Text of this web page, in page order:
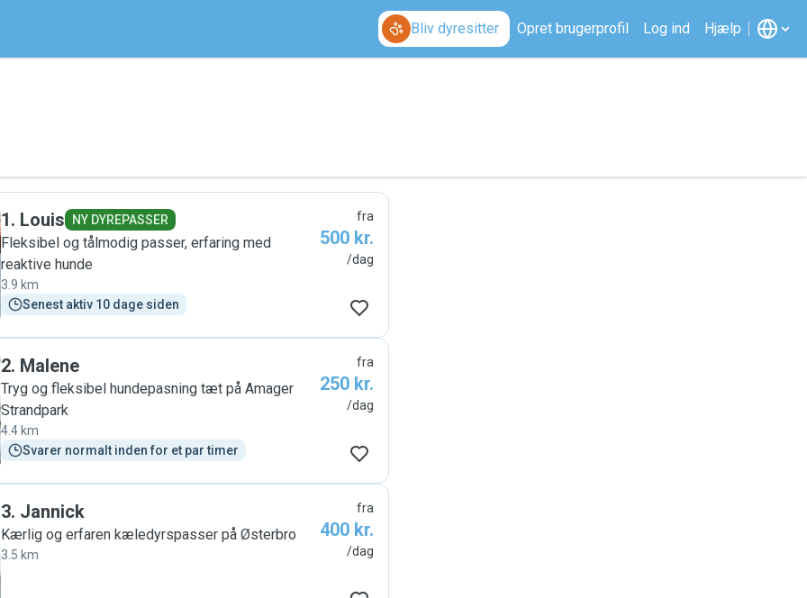
Bliv dyresitter Opret brugerprofil Log ind Hjælp
1. Louis NY DYREPASSER
Fleksibel og tålmodig passer, erfaring med
reaktive hunde
3.9 km
Senest aktiv 10 dage siden
fra
500 kr.
/dag
2. Malene
Tryg og fleksibel hundepasning tæt på Amager
Strandpark
4.4 km
Svarer normalt inden for et par timer
fra
250 kr.
/dag
3. Jannick
Kærlig og erfaren kæledyrspasser på Østerbro
3.5 km
fra
400 kr.
/dag